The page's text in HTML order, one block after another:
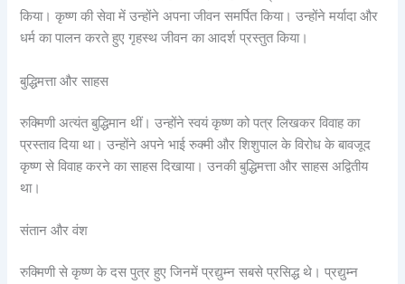
किया। कृष्ण की सेवा में उन्होंने अपना जीवन समर्पित किया। उन्होंने मर्यादा और
धर्म का पालन करते हुए गृहस्थ जीवन का आदर्श प्रस्तुत किया।
बुद्धिमत्ता और साहस
रुक्मिणी अत्यंत बुद्धिमान थीं। उन्होंने स्वयं कृष्ण को पत्र लिखकर विवाह का
प्रस्ताव दिया था। उन्होंने अपने भाई रुक्मी और शिशुपाल के विरोध के बावजूद
कृष्ण से विवाह करने का साहस दिखाया। उनकी बुद्धिमत्ता और साहस अद्वितीय
था।
संतान और वंश
रुक्मिणी से कृष्ण के दस पुत्र हुए जिनमें प्रद्युम्न सबसे प्रसिद्ध थे। प्रद्युम्न